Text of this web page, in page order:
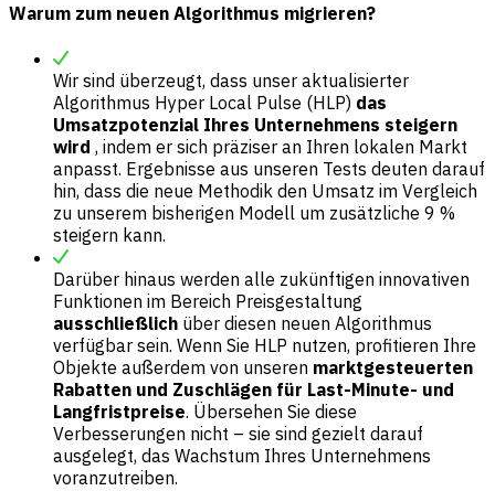
Warum zum neuen Algorithmus migrieren?
Wir sind überzeugt, dass unser aktualisierter
Algorithmus Hyper Local Pulse (HLP) das
Umsatzpotenzial Ihres Unternehmens steigern
wird , indem er sich präziser an Ihren lokalen Markt
anpasst. Ergebnisse aus unseren Tests deuten darauf
hin, dass die neue Methodik den Umsatz im Vergleich
zu unserem bisherigen Modell um zusätzliche 9 %
steigern kann.
Darüber hinaus werden alle zukünftigen innovativen
Funktionen im Bereich Preisgestaltung
ausschließlich über diesen neuen Algorithmus
verfügbar sein. Wenn Sie HLP nutzen, profitieren Ihre
Objekte außerdem von unseren marktgesteuerten
Rabatten und Zuschlägen für Last-Minute- und
Langfristpreise. Übersehen Sie diese
Verbesserungen nicht – sie sind gezielt darauf
ausgelegt, das Wachstum Ihres Unternehmens
voranzutreiben.